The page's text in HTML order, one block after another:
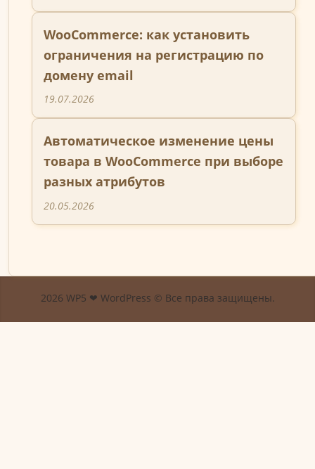
WooCommerce: как установить
ограничения на регистрацию по
домену email
19.07.2026
Автоматическое изменение цены
товара в WooCommerce при выборе
разных атрибутов
20.05.2026
2026 WP5 ❤ WordPress © Все права защищены.